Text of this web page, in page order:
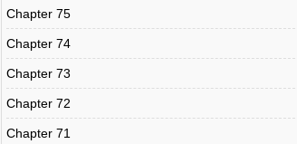
Chapter 75
Chapter 74
Chapter 73
Chapter 72
Chapter 71